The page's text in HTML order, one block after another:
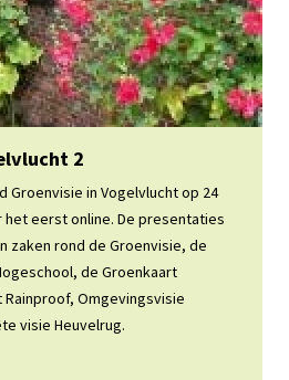
2
Groenvisie in Vogelvlucht op 24
het eerst online. De presentaties
zaken rond de Groenvisie, de
de Groenkaart
Omgevingsvisie
visie Heuvelrug.